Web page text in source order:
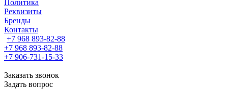
Политика
Реквизиты
Бренды
Контакты
+7 968 893-82-88
+7 968 893-82-88
+7 906-731-15-33
Заказать звонок
Задать вопрос